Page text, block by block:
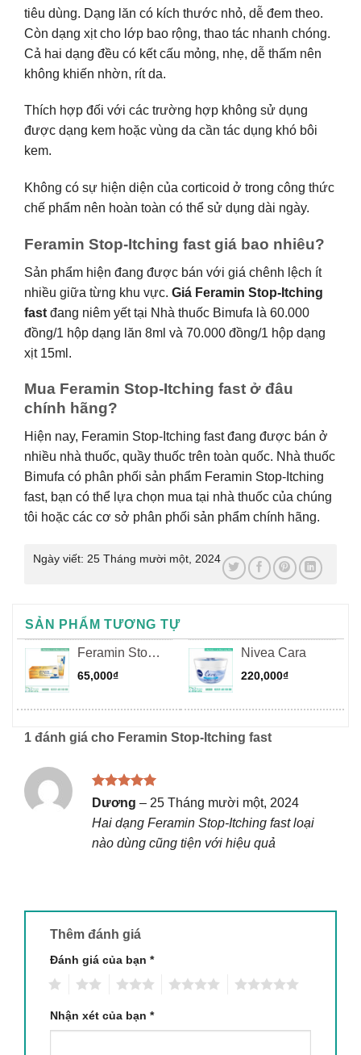
tiêu dùng. Dạng lăn có kích thước nhỏ, dễ đem theo.
Còn dạng xịt cho lớp bao rộng, thao tác nhanh chóng.
Cả hai dạng đều có kết cấu mỏng, nhẹ, dễ thấm nên
không khiến nhờn, rít da.
Thích hợp đối với các trường hợp không sử dụng
được dạng kem hoặc vùng da cần tác dụng khó bôi
kem.
Không có sự hiện diện của corticoid ở trong công thức
chế phẩm nên hoàn toàn có thể sử dụng dài ngày.
Feramin Stop-Itching fast giá bao nhiêu?
Sản phẩm hiện đang được bán với giá chênh lệch ít
nhiều giữa từng khu vực. Giá Feramin Stop-Itching
fast đang niêm yết tại Nhà thuốc Bimufa là 60.000
đồng/1 hộp dạng lăn 8ml và 70.000 đồng/1 hộp dạng
xịt 15ml.
Mua Feramin Stop-Itching fast ở đâu
chính hãng?
Hiện nay, Feramin Stop-Itching fast đang được bán ở
nhiều nhà thuốc, quầy thuốc trên toàn quốc. Nhà thuốc
Bimufa có phân phối sản phẩm Feramin Stop-Itching
fast, bạn có thể lựa chọn mua tại nhà thuốc của chúng
tôi hoặc các cơ sở phân phối sản phẩm chính hãng.
Ngày viết: 25 Tháng mười một, 2024
SẢN PHẨM TƯƠNG TỰ
Feramin Stop
– Itching
Cream
65,000₫
Nivea Cara
220,000₫
1 đánh giá cho Feramin Stop-Itching fast
Được xếp
55
sao
Dương – 25 Tháng mười một, 2024
Hai dạng Feramin Stop-Itching fast loại
nào dùng cũng tiện với hiệu quả
Thêm đánh giá
Đánh giá của bạn *
Nhận xét của bạn *